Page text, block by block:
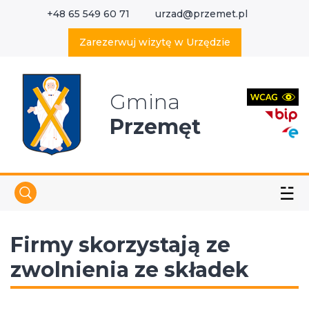
+48 65 549 60 71 urzad@przemet.pl
Zarezerwuj wizytę w Urzędzie
Gmina
Przemęt
☱
Firmy skorzystają ze
zwolnienia ze składek
Wyszukaj w serwisie